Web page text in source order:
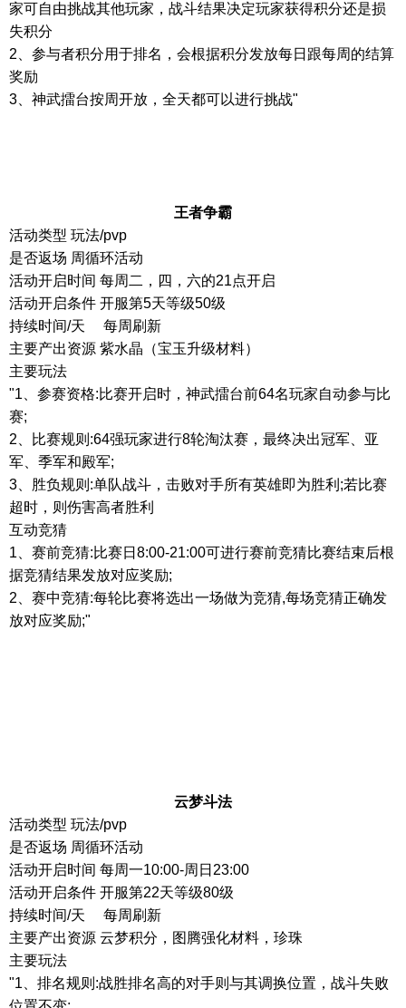
家可自由挑战其他玩家，战斗结果决定玩家获得积分还是损
失积分
2 、参与者积分用于排名，会根据积分发放每日跟每周的结算
奖励
3 、神武擂台按周开放，全天都可以进行挑战"
王者争霸
活动类型 玩法/pvp
是否返场 周循环活动
活动开启时间 每周二，四，六的21点开启
活动开启条件 开服第5天等级50级
持续时间/天 每周刷新
主要产出资源 紫水晶（宝玉升级材料）
主要玩法
"1 、参赛资格:比赛开启时，神武擂台前64名玩家自动参与比
赛;
2 、比赛规则 :64强玩家进行8轮淘汰赛，最终决出冠军、亚
军、季军和殿军;
3 、胜负规则 :单队战斗，击败对手所有英雄即为胜利 ;若比赛
超时，则伤害高者胜利
互动竞猜
1 、赛前竞猜:比赛日 8:00-21:00可进行赛前竞猜比赛结束后根
据竞猜结果发放对应奖励;
2 、赛中竞猜:每轮比赛将选出一场做为竞猜,每场竞猜正确发
放对应奖励;"
云梦斗法
活动类型 玩法/pvp
是否返场 周循环活动
活动开启时间 每周一10:00-周日 23:00
活动开启条件 开服第22天等级80级
持续时间/天 每周刷新
主要产出资源 云梦积分，图腾强化材料，珍珠
主要玩法
"1 、排名规则 :战胜排名高的对手则与其调换位置，战斗失败